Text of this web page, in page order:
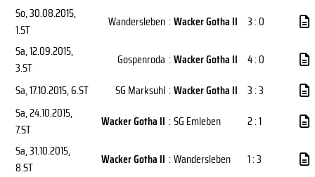
So, 30.08.2015,
1.ST
Wandersleben :Wacker Gotha II 3 : 0
Sa, 12.09.2015,
3.ST
Gospenroda :Wacker Gotha II 4 : 0
Sa, 17.10.2015, 6.ST SG Marksuhl :Wacker Gotha II 3 : 3
Sa, 24.10.2015,
7.ST
Wacker Gotha II :SG Emleben
2 : 1
Sa, 31.10.2015,
8.ST
Wacker Gotha II :Wandersleben
1 : 3